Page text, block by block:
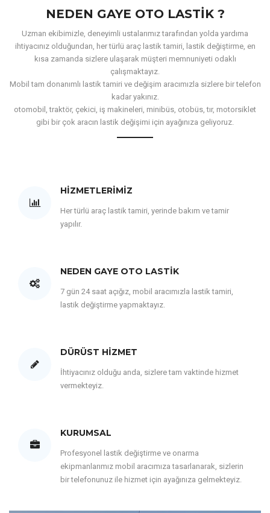
NEDEN GAYE OTO LASTIK ?
Uzman ekibimizle, deneyimli ustalarımız tarafından yolda yardıma
ihtiyacınız olduğundan, her türlü araç lastik tamiri, lastik değiştirme, en
kısa zamanda sizlere ulaşarak müşteri memnuniyeti odaklı
çalışmaktayız.
Mobil tam donanımlı lastik tamiri ve değişim aracımızla sizlere bir telefon
kadar yakınız.
otomobil, traktör, çekici, iş makineleri, minibüs, otobüs, tır, motorsiklet
gibi bir çok aracın lastik değişimi için ayağınıza geliyoruz.
HIZMETLERIMIZ
Her türlü araç lastik tamiri, yerinde bakım ve tamir
yapılır.
NEDEN GAYE OTO LASTIK
7 gün 24 saat açığız, mobil aracımızla lastik tamiri,
lastik değiştirme yapmaktayız.
DÜRÜST HIZMET
İhtiyacınız olduğu anda, sizlere tam vaktinde hizmet
vermekteyiz.
KURUMSAL
Profesyonel lastik değiştirme ve onarma
ekipmanlarımız mobil aracımıza tasarlanarak, sizlerin
bir telefonunuz ile hizmet için ayağınıza gelmekteyiz.